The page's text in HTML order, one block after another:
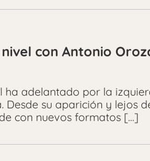
con Antonio
ha adelantado por la
su aparición y lejos
con nuevos formatos […]